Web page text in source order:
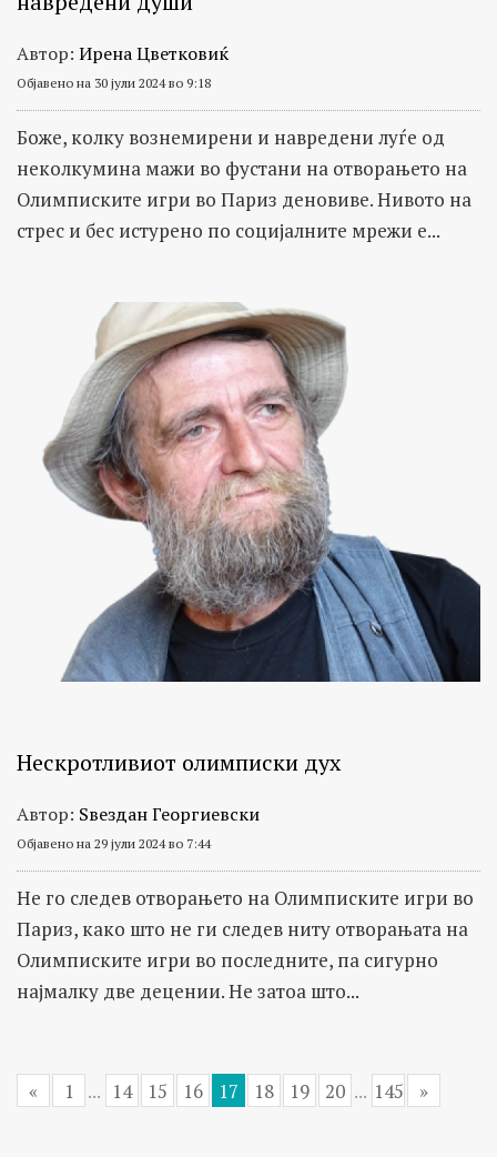
Автор: Ирена Цветковиќ
Објавено на 30 јули 2024 во 9:18
Боже, колку вознемирени и навредени луѓе од
неколкумина мажи во фустани на отворањето на
Олимписките игри во Париз деновиве. Нивото на
стрес и бес истурено по социјалните мрежи е...
Нескротливиот олимписки дух
Автор: Ѕвездан Георгиевски
Објавено на 29 јули 2024 во 7:44
Не го следев отворањето на Олимписките игри во
Париз, како што не ги следев ниту отворањата на
Олимписките игри во последните, па сигурно
најмалку две децении. Не затоа што...
« 1 ... 14 15 16 17 18 19 20 ... 145 »